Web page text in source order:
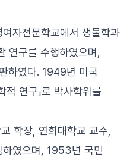
자전문학교에서 생물학과
연구를 수행하였으며,
하였다. 1949년 미국
적 연구」로 박사학위를
학장, 연희대학교 교수,
하였으며, 1953년 국민